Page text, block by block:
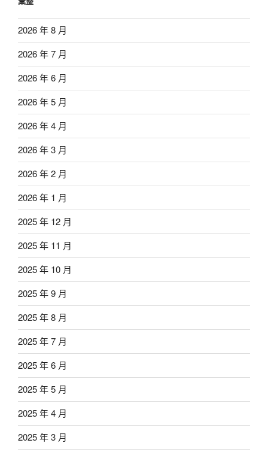
2026 年 8 月
2026 年 7 月
2026 年 6 月
2026 年 5 月
2026 年 4 月
2026 年 3 月
2026 年 2 月
2026 年 1 月
2025 年 12 月
2025 年 11 月
2025 年 10 月
2025 年 9 月
2025 年 8 月
2025 年 7 月
2025 年 6 月
2025 年 5 月
2025 年 4 月
2025 年 3 月